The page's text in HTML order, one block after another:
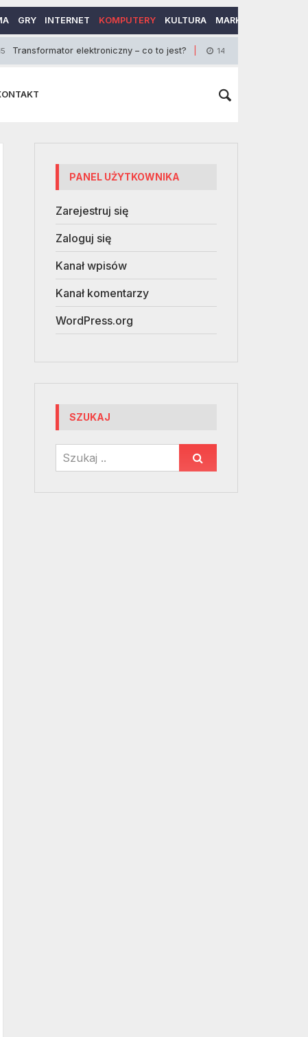
GRY INTERNET KOMPUTERY KULTURA MARKETING
elektroniczny – co to jest? 14 Czerwca 2017
PANEL UŻYTKOWNIKA
Zarejestruj się
Zaloguj się
Kanał wpisów
Kanał komentarzy
WordPress.org
SZUKAJ